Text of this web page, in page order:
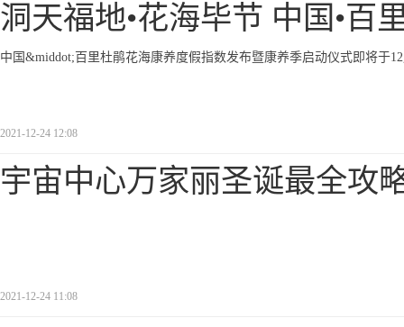
洞天福地•花海毕节 中国•百
中国&middot;百里杜鹃花海康养度假指数发布暨康养季启动仪式即将于
2021-12-24 12:08
宇宙中心万家丽圣诞最全攻
2021-12-24 11:08